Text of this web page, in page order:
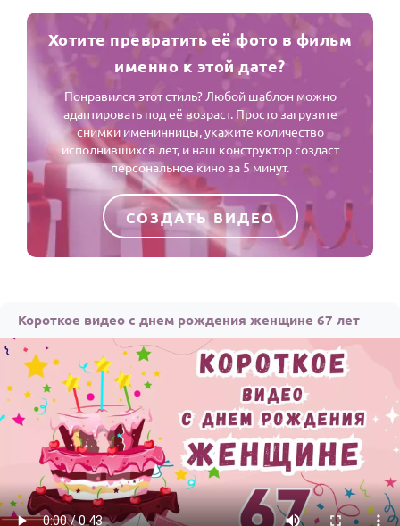
Хотите превратить её фото в фильм
именно к этой дате?
Понравился этот стиль? Любой шаблон можно
адаптировать под её возраст. Просто загрузите
снимки именинницы, укажите количество
исполнившихся лет, и наш конструктор создаст
персональное кино за 5 минут.
СОЗДАТЬ ВИДЕО
Короткое видео с днем рождения женщине 67 лет